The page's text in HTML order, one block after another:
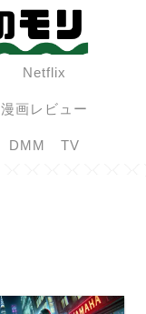
Netflix
漫画レビュー
DMM TV